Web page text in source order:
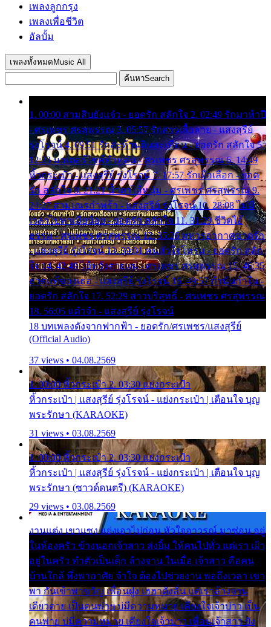
เพลงลูกกรุง
เพลงเพื่อชีวิต
อัลบั้ม
เพลงทั้งหมด Music All
ค้นหาSearch
1. 00:00 สามสิบยังแจ๋ว - ยอดรัก สลักใจ 2. 02:49 รักมาห้าปี
- ศรเพชร ศรสุพรรณ 3. 05:57 รักสาวเสื้อลาย - แสงสุรีย์
รุ่งโรจน์ 4. 09:51 รักสะท้านดินสะเทือน - ยอดรัก สลักใจ 5.
12:23 มอเตอร์ไซค์ทำหล่น - ศรเพชร ศรสุพรรณ 6. 14:49
หิ้วกระเป๋า - แสงสุรีย์ รุ่งโรจน์ 7. 17:57 รักเผื่อเลือก - ยอด
รัก สลักใจ 8. 21:21 น้ำตาไอ้หนุ่ม - ศรเพชร ศรสุพรรณ 9.
24:27 สามเณรกำพร้า - แสงสุรีย์ รุ่งโรจน์ 10. 28:08 ไม่มี
เวลาไปหาเมียน้อย - ยอดรัก สลักใจ 11. 31:29 ชีวิตไอ้
ธรรม - ศรเพชร ศรสุพรรณ 12. 35:26 ทหารอากาศขาดรัก
- แสงสุรีย์ รุ่งโรจน์ 13. 39:01 คนหัวใจโทรม - ยอดรัก สลัก
ใจ 14. 42:49 ไอ้หวังตายแน่ - ศรเพชร ศรสุพรรณ 15. 46:35
ธาตุแท้ของเธอ - แสงสุรีย์ รุ่งโรจน์ 16. 49:57 กำนันกำใน -
ยอดรัก สลักใจ 17. 52:29 สาวบริสุทธิ์ - ศรเพชร ศรสุพรรณ
18. 56:05 แต๋วจ๋า - แสงสุรีย์ รุ่งโรจน์
18 บทเพลงดังจากฟากฟ้า - ยอดรัก/ศรเพชร/แสงสุรีย์
(Official Audio)
37 views • 04.08.2569
1. 00:00 หิ้วกระเป๋า 2. 03:30 แย่งกระเป๋า
หิ้วกระเป๋า | แสงสุรีย์ รุ่งโรจน์ - แย่งกระเป๋า | เตือนใจ บุญ
พระรักษา (KARAOKE)
31 views • 03.08.2569
1. 00:00 หิ้วกระเป๋า 2. 03:30 แย่งกระเป๋า
หิ้วกระเป๋า | แสงสุรีย์ รุ่งโรจน์ - แย่งกระเป๋า | เตือนใจ บุญ
พระรักษา (ซาวด์ดนตรี) (KARAOKE)
29 views • 03.08.2569
งานแต่ง เขาแซง แย่งเอาไปก่อน หัวใจอาวรณ์ มาซ่อน อยู่
ในห้องครัว ข้างนอกเจ้าสาว ส่งยิ้ม ให้คนไปทั่ว แต่เรา เฝ้า
อยู่ในครัว ทำตัวเป็นเด็ก ล้างจาน ในเมื่อ เจ้าสาว คือคน
บ้านใกล้ พึ่งพาอาศัย จำใจ ต้องไปช่วยงาน พอถึงเวลา เขา
พา กันเข้าพาขวัญ เพื่อนฝูง เฮฮาดังลั่น แต่เราล้างจาน
เดียวดาย เป็นคนพ่าย บ่มีความหมาย เคียงใจเจ้าบ่าว เป็น
คนพ่าย บ่มีความหมาย เคียงใจเจ้าบ่าว เพื่อนเจ้าสาว ยัง